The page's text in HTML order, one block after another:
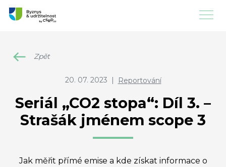
Zpět
20. 07. 2023 | Reportování
Seriál „CO2 stopa“: Díl 3. –
Strašák jménem scope 3
Jak měřit přímé emise a kde získat informace o